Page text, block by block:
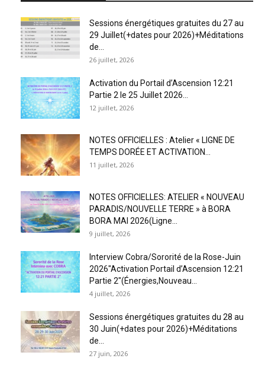
Sessions énergétiques gratuites du 27 au
29 Juillet(+dates pour 2026)+Méditations
de...
26 juillet, 2026
Activation du Portail d’Ascension 12:21
Partie 2 le 25 Juillet 2026...
12 juillet, 2026
NOTES OFFICIELLES : Atelier « LIGNE DE
TEMPS DORÉE ET ACTIVATION...
11 juillet, 2026
NOTES OFFICIELLES: ATELIER « NOUVEAU
PARADIS/NOUVELLE TERRE » à BORA
BORA MAI 2026(Ligne...
9 juillet, 2026
Interview Cobra/Sororité de la Rose-Juin
2026″Activation Portail d’Ascension 12:21
Partie 2″(Énergies,Nouveau...
4 juillet, 2026
Sessions énergétiques gratuites du 28 au
30 Juin(+dates pour 2026)+Méditations
de...
27 juin, 2026